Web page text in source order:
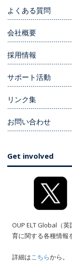
よくある質問
会社概要
採用情報
サポート活動
リンク集
お問い合わせ
Get involved
OUP ELT Global（
育に関する各種情報
詳細はこちらから。